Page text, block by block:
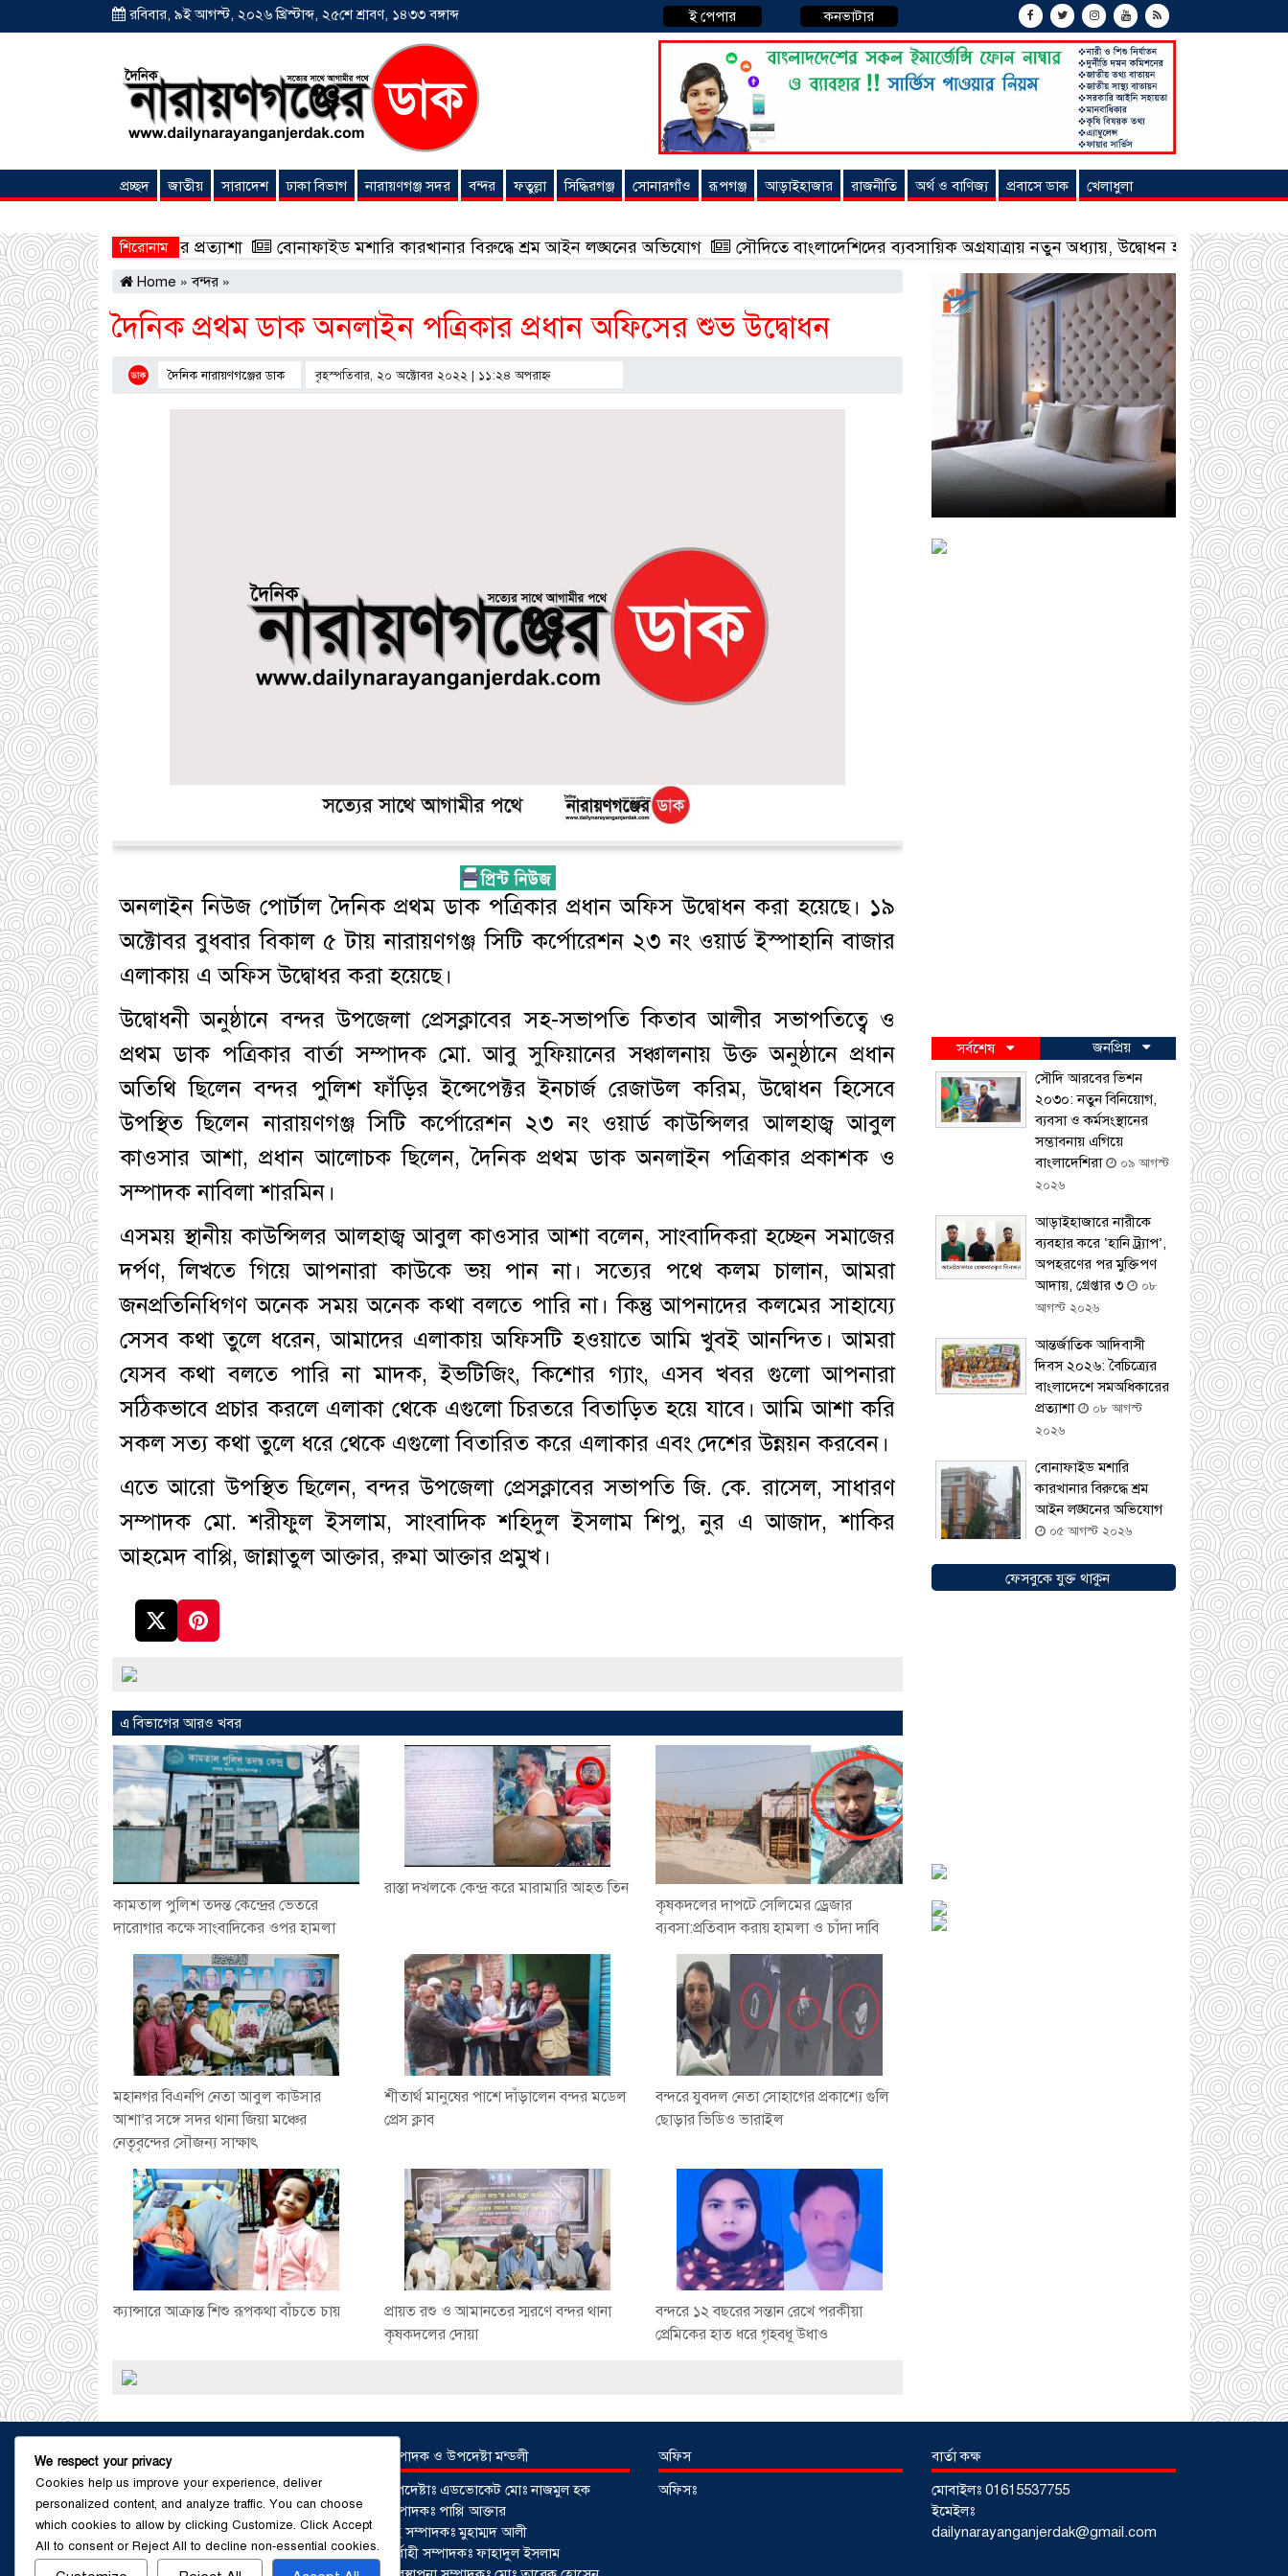
রবিবার, ৯ই আগস্ট, ২০২৬ খ্রিস্টাব্দ, ২৫শে শ্রাবণ, ১৪৩৩ বঙ্গাব্দ ই পেপার কনভাটার
প্রচ্ছদ জাতীয় সারাদেশ ঢাকা বিভাগ নারায়ণগঞ্জ সদর বন্দর ফতুল্লা সিদ্ধিরগঞ্জ সোনারগাঁও রূপগঞ্জ আড়াইহাজার রাজনীতি অর্থ ও বাণিজ্য প্রবাসে ডাক
খেলাধুলা
শিরোনাম
সমঅধিকারের প্রত্যাশা বোনাফাইড মশারি কারখানার বিরুদ্ধে শ্রম আইন লঙ্ঘনের অভিযোগ সৌদিতে বাংলাদেশিদের ব্যবসায়িক অগ্রযাত্রায় নতুন অধ্যায়, উদ্বোধন হলো ‘শিফা মোহাম্মদিয়া
Home »বন্দর »
দৈনিক প্রথম ডাক অনলাইন পত্রিকার প্রধান অফিসের শুভ উদ্বোধন
দৈনিক নারায়ণগঞ্জের ডাক বৃহস্পতিবার, ২০ অক্টোবর ২০২২ | ১১:২৪ অপরাহ্ণ
অনলাইন নিউজ পোর্টাল দৈনিক প্রথম ডাক পত্রিকার প্রধান অফিস উদ্বোধন করা হয়েছে। ১৯
অক্টোবর বুধবার বিকাল ৫ টায় নারায়ণগঞ্জ সিটি কর্পোরেশন ২৩ নং ওয়ার্ড ইস্পাহানি বাজার
এলাকায় এ অফিস উদ্বোধর করা হয়েছে।
উদ্বোধনী অনুষ্ঠানে বন্দর উপজেলা প্রেসক্লাবের সহ-সভাপতি কিতাব আলীর সভাপতিত্বে ও
প্রথম ডাক পত্রিকার বার্তা সম্পাদক মো. আবু সুফিয়ানের সঞ্চালনায় উক্ত অনুষ্ঠানে প্রধান
অতিথি ছিলেন বন্দর পুলিশ ফাঁড়ির ইন্সেপেক্টর ইনচার্জ রেজাউল করিম, উদ্বোধন হিসেবে
উপস্থিত ছিলেন নারায়ণগঞ্জ সিটি কর্পোরেশন ২৩ নং ওয়ার্ড কাউন্সিলর আলহাজ্ব আবুল
কাওসার আশা, প্রধান আলোচক ছিলেন, দৈনিক প্রথম ডাক অনলাইন পত্রিকার প্রকাশক ও
সম্পাদক নাবিলা শারমিন।
এসময় স্থানীয় কাউন্সিলর আলহাজ্ব আবুল কাওসার আশা বলেন, সাংবাদিকরা হচ্ছেন সমাজের
দর্পণ, লিখতে গিয়ে আপনারা কাউকে ভয় পান না। সত্যের পথে কলম চালান, আমরা
জনপ্রতিনিধিগণ অনেক সময় অনেক কথা বলতে পারি না। কিন্তু আপনাদের কলমের সাহায্যে
সেসব কথা তুলে ধরেন, আমাদের এলাকায় অফিসটি হওয়াতে আমি খুবই আনন্দিত। আমরা
যেসব কথা বলতে পারি না মাদক, ইভটিজিং, কিশোর গ্যাং, এসব খবর গুলো আপনারা
সঠিকভাবে প্রচার করলে এলাকা থেকে এগুলো চিরতরে বিতাড়িত হয়ে যাবে। আমি আশা করি
সকল সত্য কথা তুলে ধরে থেকে এগুলো বিতারিত করে এলাকার এবং দেশের উন্নয়ন করবেন।
এতে আরো উপস্থিত ছিলেন, বন্দর উপজেলা প্রেসক্লাবের সভাপতি জি. কে. রাসেল, সাধারণ
সম্পাদক মো. শরীফুল ইসলাম, সাংবাদিক শহিদুল ইসলাম শিপু, নুর এ আজাদ, শাকির
আহমেদ বাপ্পি, জান্নাতুল আক্তার, রুমা আক্তার প্রমুখ।
এ বিভাগের আরও খবর
কামতাল পুলিশ তদন্ত কেন্দ্রের ভেতরে
দারোগার কক্ষে সাংবাদিকের ওপর হামলা
রাস্তা দখলকে কেন্দ্র করে মারামারি আহত তিন
কৃষকদলের দাপটে সেলিমের ড্রেজার
ব্যবসা:প্রতিবাদ করায় হামলা ও চাঁদা দাবি
মহানগর বিএনপি নেতা আবুল কাউসার
আশা’র সঙ্গে সদর থানা জিয়া মঞ্চের
নেতৃবৃন্দের সৌজন্য সাক্ষাৎ
শীতার্থ মানুষের পাশে দাঁড়ালেন বন্দর মডেল
প্রেস ক্লাব
বন্দরে যুবদল নেতা সোহাগের প্রকাশ্যে গুলি
ছোড়ার ভিডিও ভারাইল
ক্যান্সারে আক্রান্ত শিশু রূপকথা বাঁচতে চায়
প্রায়ত রশু ও আমানতের স্মরণে বন্দর থানা
কৃষকদলের দোয়া
বন্দরে ১২ বছরের সন্তান রেখে পরকীয়া
প্রেমিকের হাত ধরে গৃহবধূ উধাও
সর্বশেষ
জনপ্রিয়
সৌদি আরবের ভিশন
২০৩০: নতুন বিনিয়োগ,
ব্যবসা ও কর্মসংস্থানের
সম্ভাবনায় এগিয়ে
বাংলাদেশিরা
০৯ আগস্ট
২০২৬
আড়াইহাজারে নারীকে
ব্যবহার করে ‘হানি ট্র্যাপ’,
অপহরণের পর মুক্তিপণ
আদায়, গ্রেপ্তার ৩
০৮
আগস্ট ২০২৬
আন্তর্জাতিক আদিবাসী
দিবস ২০২৬: বৈচিত্র্যের
বাংলাদেশে সমঅধিকারের
প্রত্যাশা
০৮ আগস্ট
২০২৬
বোনাফাইড মশারি
কারখানার বিরুদ্ধে শ্রম
আইন লঙ্ঘনের অভিযোগ
০৫ আগস্ট ২০২৬
সোনারগাঁয়ে ৬৮ পিস
আগস্ট ২০২৬
সোনারগাঁয়ে পরিত্যক্ত
উন্নয়ন প্রকল্প: ঠিকাদারের
ফেসবুকে যুক্ত থাকুন
সম্পাদক ও উপদেষ্টা মন্ডলী
উপদেষ্টাঃ এডভোকেট মোঃ নাজমুল হক
সম্পাদকঃ পাপ্পি আক্তার
সহ সম্পাদকঃ মুহাম্মদ আলী
নির্বাহী সম্পাদকঃ ফাহাদুল ইসলাম
অফিস
অফিসঃ
বার্তা কক্ষ
মোবাইলঃ 01615537755
ইমেইলঃ
dailynarayanganjerdak@gmail.com
We respect your privacy
Cookies help us improve your experience, deliver
personalized content, and analyze traffic. You can choose
which cookies to allow by clicking Customize. Click Accept
All to consent orReject All to decline non-essential cookies.